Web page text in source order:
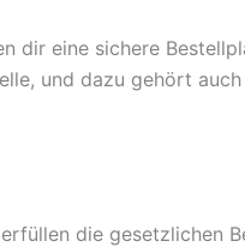
dir eine sichere
und dazu gehört
die gesetzlichen